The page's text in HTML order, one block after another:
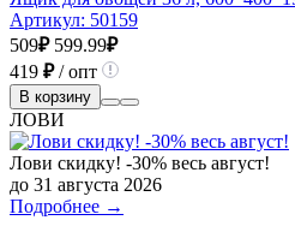
Артикул: 50159
509₽ 599.99₽
419 ₽/ опт
В корзину
ЛОВИ
Лови скидку! -30% весь август!
до 31 августа 2026
Подробнее →